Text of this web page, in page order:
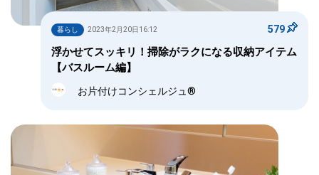
暮らし 2023年2月20日16:12 579
浮かせてスッキリ！掃除がラクになる収納アイテム
【バスルーム編】
お片付けコンシェルジュ®